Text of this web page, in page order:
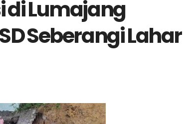
di Lumajang
Seberangi Lahar